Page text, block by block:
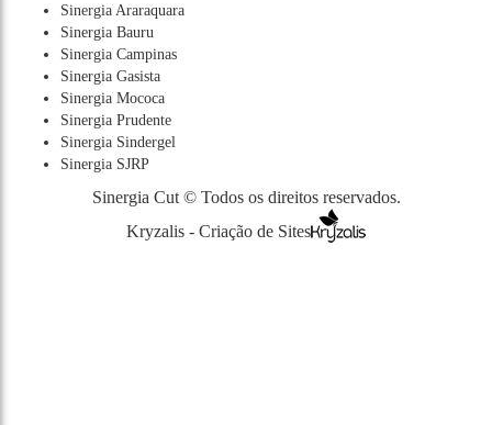
Sinergia Araraquara
Sinergia Bauru
Sinergia Campinas
Sinergia Gasista
Sinergia Mococa
Sinergia Prudente
Sinergia Sindergel
Sinergia SJRP
Sinergia Cut © Todos os direitos reservados.
Kryzalis - Criação de Sites